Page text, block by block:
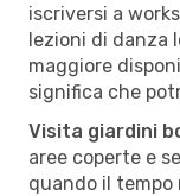
iscriversi a
lezioni di danza
maggiore
significa che
Visita giardini
aree coperte e
quando il